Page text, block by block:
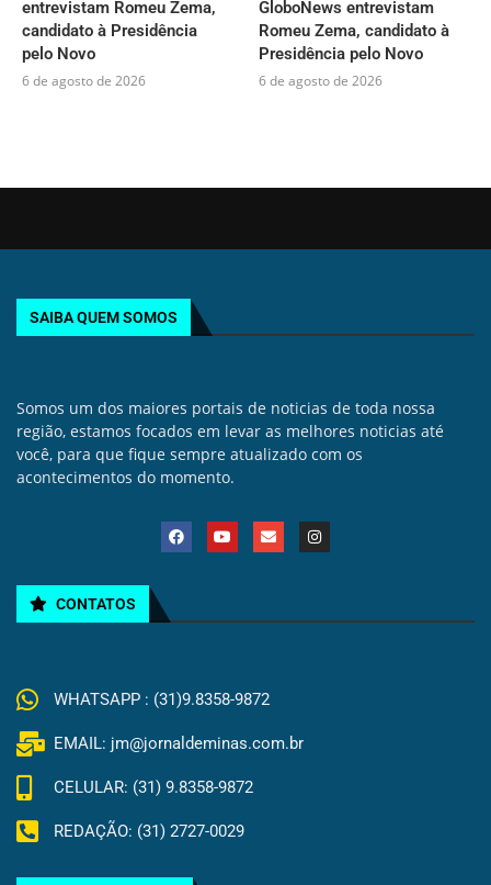
entrevistam Romeu Zema,
candidato à Presidência
pelo Novo
6 de agosto de 2026
GloboNews entrevistam
Romeu Zema, candidato à
Presidência pelo Novo
6 de agosto de 2026
SAIBA QUEM SOMOS
Somos um dos maiores portais de noticias de toda nossa
região, estamos focados em levar as melhores noticias até
você, para que fique sempre atualizado com os
acontecimentos do momento.
CONTATOS
WHATSAPP : (31)9.8358-9872
EMAIL: jm@jornaldeminas.com.br
CELULAR: (31) 9.8358-9872
REDAÇÃO: (31) 2727-0029